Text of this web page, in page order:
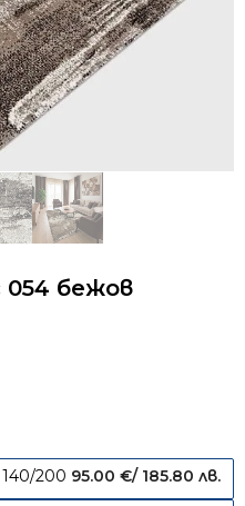
054 бежов
140/200 95.00€/ 185.80 лв.